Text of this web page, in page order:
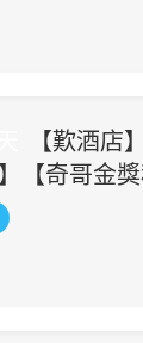
【歎酒
【奇哥金